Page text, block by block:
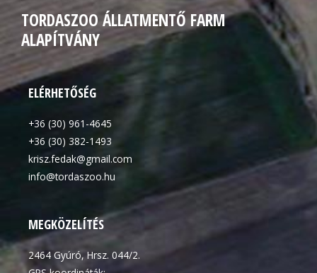
TORDASZOO ÁLLATMENTŐ FARM
ALAPÍTVÁNY
ELÉRHETŐSÉG
+36 (30) 961-4645
+36 (30) 382-1493
krisz.fedak@gmail.com
info@tordaszoo.hu
MEGKÖZELÍTÉS
2464 Gyúró, Hrsz. 044/2.